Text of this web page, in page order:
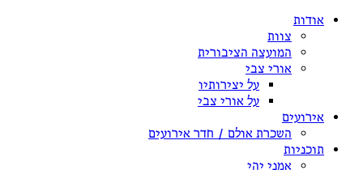
אודות
צוות
המועצה הציבורית
אורי צבי
על יצירותיו
על אורי צבי
אירועים
השכרת אולם / חדר אירועים
תוכניות
אמני יהי